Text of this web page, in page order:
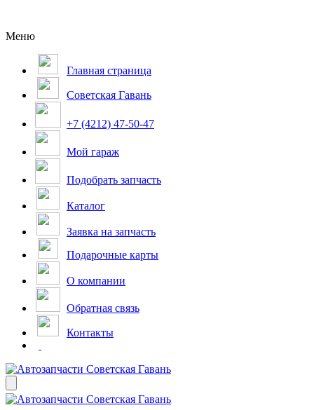
Меню
Главная страница
Советская Гавань
+7 (4212) 47-50-47
Мой гараж
Подобрать запчасть
Каталог
Заявка на запчасть
Подарочные карты
О компании
Обратная связь
Контакты